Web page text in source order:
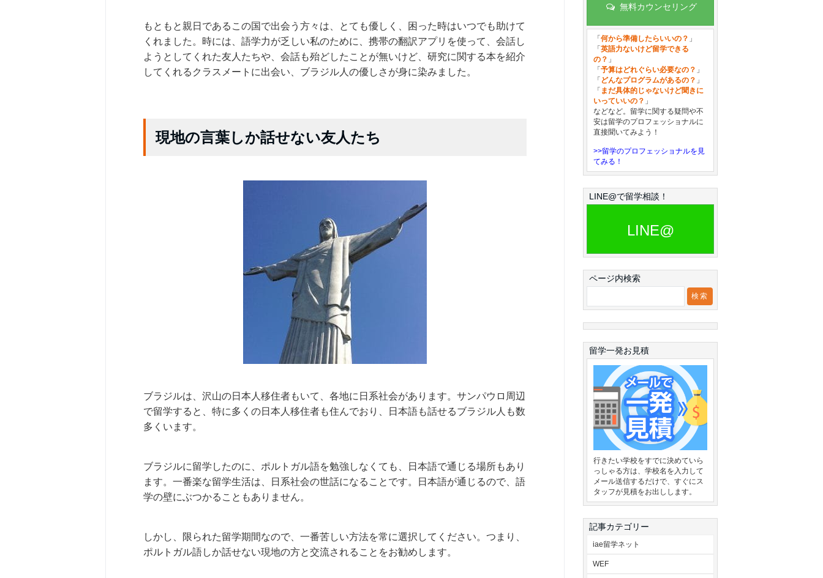
もともと親日であるこの国で出会う方々は、とても優しく、困った時はいつでも助けて
くれました。時には、語学力が乏しい私のために、携帯の翻訳アプリを使って、会話し
ようとしてくれた友人たちや、会話も殆どしたことが無いけど、研究に関する本を紹介
してくれるクラスメートに出会い、ブラジル人の優しさが身に染みました。
現地の言葉しか話せない友人たち
ブラジルは、沢山の日本人移住者もいて、各地に日系社会があります。サンパウロ周辺
で留学すると、特に多くの日本人移住者も住んでおり、日本語も話せるブラジル人も数
多くいます。
ブラジルに留学したのに、ポルトガル語を勉強しなくても、日本語で通じる場所もあり
ます。一番楽な留学生活は、日系社会の世話になることです。日本語が通じるので、語
学の壁にぶつかることもありません。
しかし、限られた留学期間なので、一番苦しい方法を常に選択してください。つまり、
ポルトガル語しか話せない現地の方と交流されることをお勧めします。
無料カウンセリング
「 何から準備したらいいの？ 」
「 英語力ないけど留学できる
の？ 」
「 予算はどれぐらい必要なの？ 」
「 どんなプログラムがあるの？ 」
「 まだ具体的じゃないけど聞きに
いっていいの？ 」
などなど。留学に関する疑問や不
安は留学のプロフェッショナルに
直接聞いてみよう！
>>留学のプロフェッショナルを見
てみる！
LINE@で留学相談！
LINE@
ページ内検索
留学一発お見積
行きたい学校をすでに決めていら
っしゃる方は、学校名を入力して
メール送信するだけで、すぐにス
タッフが見積をお出しします。
記事カテゴリー
iae留学ネット
WEF